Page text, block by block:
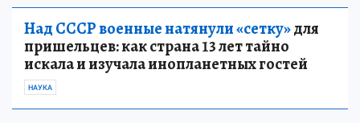
Над СССР военные натянули «сетку»для
пришельцев: как страна 13 лет тайно
искала и изучала инопланетных гостей
НАУКА